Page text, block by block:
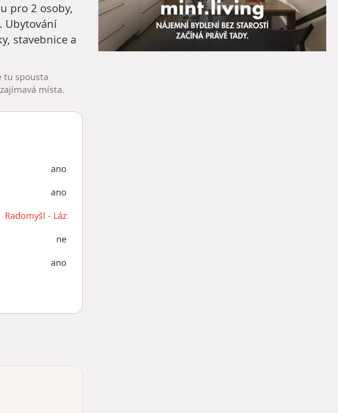
pro 2 osoby,
Ubytování
stavebnice a
tu spousta
místa.
ano
ano
Radomyšl - Láz
ne
ano